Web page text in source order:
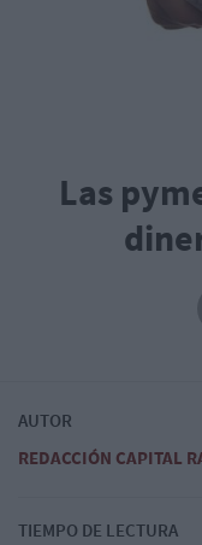
Las
AUTOR
REDACCIÓN CAPITAL
TIEMPO DE LECTURA